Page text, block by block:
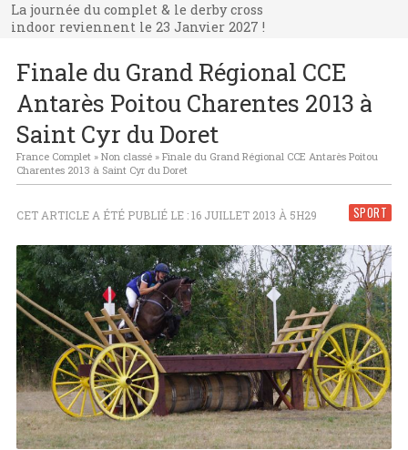
La journée du complet & le derby cross
indoor reviennent le 23 Janvier 2027 !
indoor reviennent le 23 Janvier 2027 !
Finale du Grand Régional CCE
Antarès Poitou Charentes 2013 à
Saint Cyr du Doret
France Complet» Non classé» Finale du Grand Régional CCE Antarès Poitou
Charentes 2013 à Saint Cyr du Doret
SPORT
CET ARTICLE A ÉTÉ PUBLIÉ LE : 16 JUILLET 2013 À 5H29